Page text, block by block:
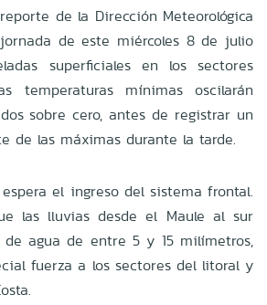
de la Dirección Meteorológica
de este miércoles 8 de julio
superficiales en los sectores
temperaturas mínimas oscilarán
sobre cero, antes de registrar un
de las máximas durante la tarde.
el ingreso del sistema frontal.
las lluvias desde el Maule al sur
de agua de entre 5 y 15 milímetros,
fuerza a los sectores del litoral y